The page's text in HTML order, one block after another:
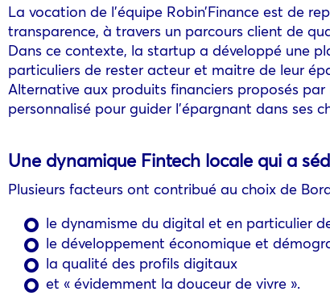
La vocation de l’équipe Robin’Finance est de
transparence, à travers un parcours client de
Dans ce contexte, la startup a développé une
particuliers de rester acteur et maitre de leur
Alternative aux produits financiers proposés
personnalisé pour guider l’épargnant dans ses
Une dynamique Fintech locale qui a
Plusieurs facteurs ont contribué au choix de
le dynamisme du digital et en particulier
le développement économique et
la qualité des profils digitaux
et « évidemment la douceur de vivre ».